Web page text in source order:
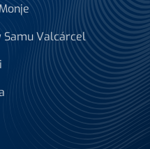
Samu Valcárcel